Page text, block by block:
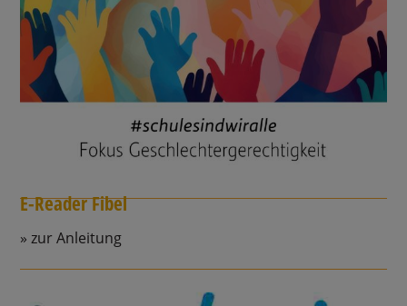
E-Reader Fibel
zur Anleitung